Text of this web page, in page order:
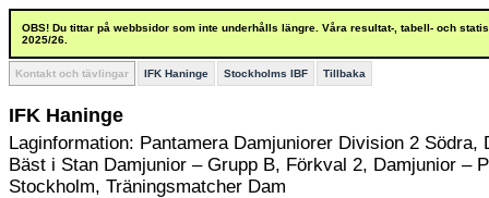
OBS! Du tittar på webbsidor som inte underhålls längre. Våra resultat-, tabell- och
2025/26.
Kontakt och tävlingar IFK Haninge Stockholms IBF Tillbaka
IFK Haninge
Laginformation: Pantamera Damjuniorer Division 2
Bäst i Stan Damjunior – Grupp B, Förkval 2, Damjunior –
Stockholm, Träningsmatcher Dam